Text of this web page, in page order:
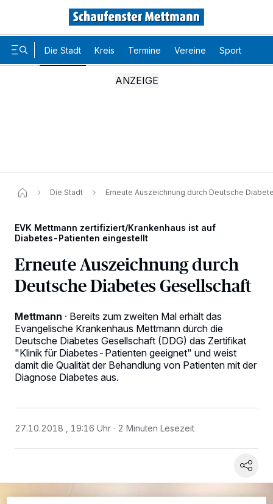
Die Stadt Kreis Termine Vereine Sport
Die Stadt Erneute Auszeichnung durch Deutsche
EVK Mettmann zertifiziert/Krankenhaus ist auf
Diabetes-Patienten eingestellt
Erneute Auszeichnung durch
Deutsche Diabetes Gesellschaft
Mettmann · Bereits zum zweiten Mal erhält das
Evangelische Krankenhaus Mettmann durch die
Deutsche Diabetes Gesellschaft (DDG) das Zertifikat
"Klinik für Diabetes-Patienten geeignet" und weist
damit die Qualität der Behandlung von Patienten mit der
Diagnose Diabetes aus.
27.10.2018 , 19:16 Uhr 2 Minuten Lesezeit
verarbeiten Daten, um Ihnen Dienste bereitzustellen“ aufgeführten
Zwecke. Wenn Tracker deaktiviert sind, sind manche Inhalte und
ändern oder Ihre Einwilligung zu widerrufen, indem Sie auf den Link
Ihre Einstellungen gelten innerhalb unseres Website. Weitere
Informationen finden Sie in unserer Datenschutzerklärung.